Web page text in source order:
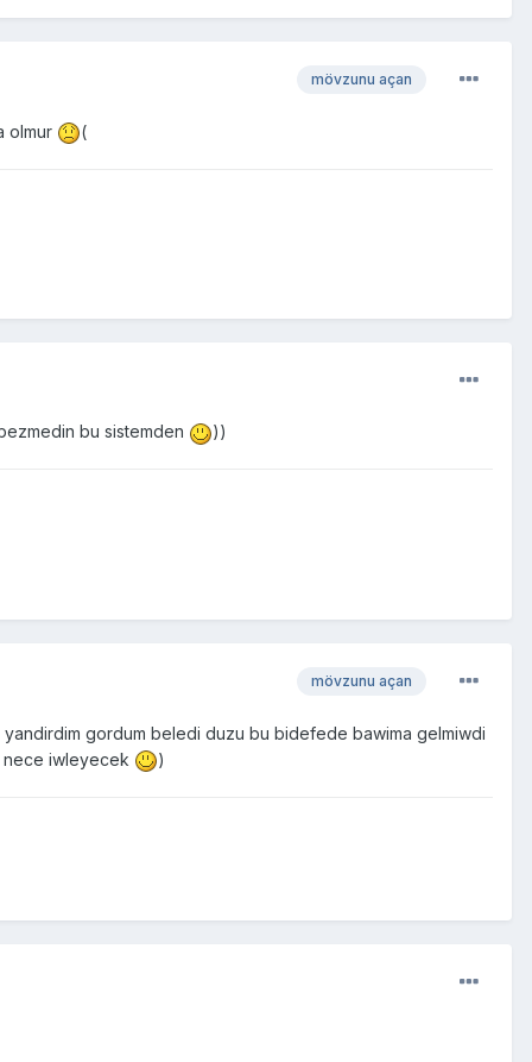
mövzunu açan
olmur (
bu sistemden ))
mövzunu açan
gordum beledi duzu bu bidefede bawima gelmiwdi
nece iwleyecek
)